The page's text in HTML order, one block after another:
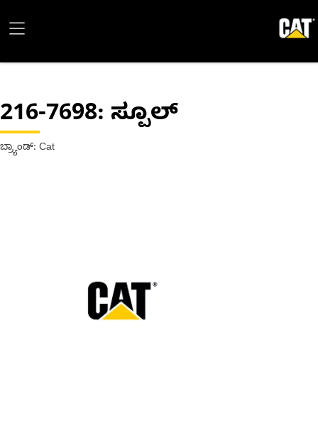
216-7698: ಸ್ಪೂಲ್
ಬ್ರ್ಯಾಂಡ್: Cat